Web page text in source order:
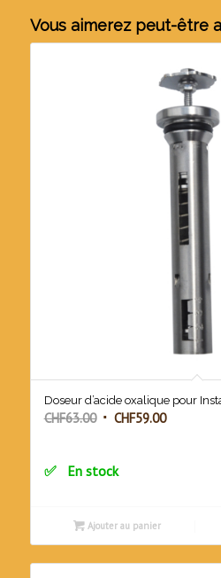
Vous aimerez peut-être
Doseur d’acide oxalique pour
CHF63.00 Le
était :
CHF59.00Le
En stock
Ajouter au panier